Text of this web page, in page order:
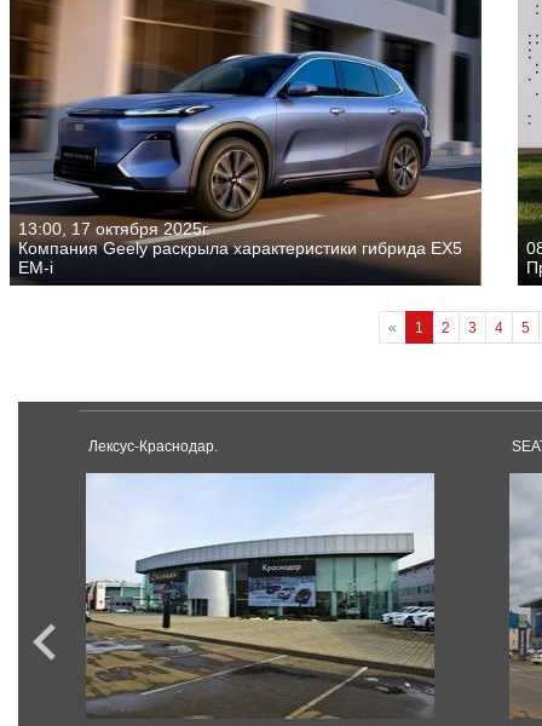
13:00, 17 октября 2025г.
Компания Geely раскрыла характеристики гибрида EX5
EM-i
« 1 2 3 4 5
Лексус-Краснодар.